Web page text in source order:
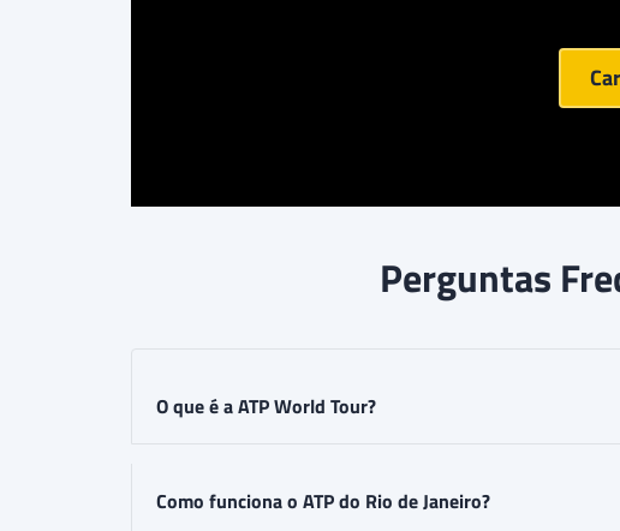
Perguntas
O que é a ATP World Tour?
Como funciona o ATP do Rio de Janeiro?